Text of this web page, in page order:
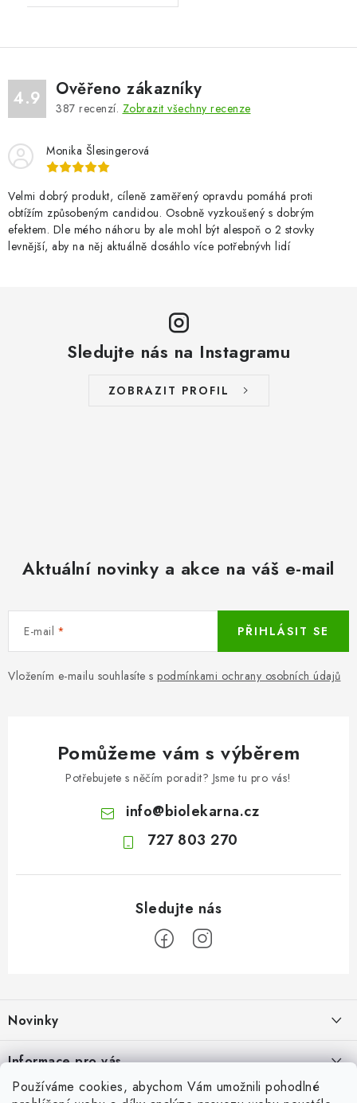
Používáme cookies, abychom Vám umožnili pohodlné
4.9 Ověřeno zákazníky
387 recenzí. Zobrazit všechny recenze
Monika Šlesingerová
Velmi dobrý produkt, cíleně zaměřený opravdu pomáhá proti
obtížím způsobeným candidou. Osobně vyzkoušený s dobrým
efektem. Dle mého náhoru by ale mohl být alespoň o 2 stovky
levnější, aby na něj aktuálně dosáhlo více potřebnývh lidí
Sledujte nás na Instagramu
ZOBRAZIT PROFIL
Aktuální novinky a akce na váš e-mail
E-mail
Vložením e-mailu souhlasíte s podmínkami ochrany osobních údajů
PŘIHLÁSIT SE
Pomůžeme vám s výběrem
Potřebujete s něčím poradit? Jsme tu pro vás!
info@biolekarna.cz
727 803 270
p
a
t
Novinky
Olivový olej při zácpě: co ukazují klinické studie?
Informace pro vás
Odborný garant MUDr. Monika Klaudysová